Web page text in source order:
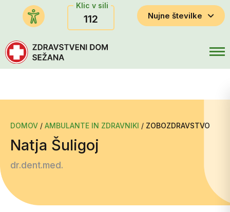
Klic v sili
112 Nujne številke
DOMOV / AMBULANTE IN ZDRAVNIKI / ZOBOZDRAVSTVO
Natja Šuligoj
dr.dent.med.